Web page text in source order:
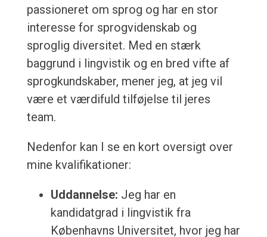
passioneret om sprog og har en stor
interesse for sprogvidenskab og
sproglig diversitet. Med en stærk
baggrund i lingvistik og en bred vifte af
sprogkundskaber, mener jeg, at jeg vil
være et værdifuld tilføjelse til jeres
team.
Nedenfor kan I se en kort oversigt over
mine kvalifikationer:
Uddannelse: Jeg har en
kandidatgrad i lingvistik fra
Københavns Universitet, hvor jeg har